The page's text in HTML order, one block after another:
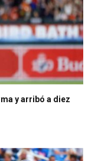
y arribó a diez